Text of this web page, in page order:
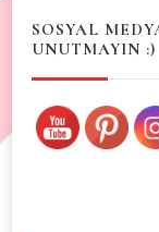
SOSYAL
UNUTMAYIN :)